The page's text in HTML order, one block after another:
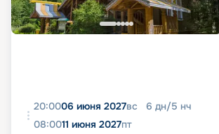
20:0006 июня 2027вс 6 дн/5 нч
08:0011 июня 2027пт